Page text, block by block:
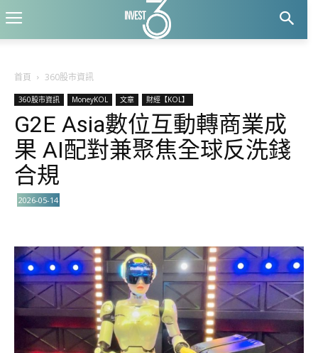
首頁 360股市資訊
360股市資訊 MoneyKOL 文章 財經【KOL】
G2E Asia數位互動轉商業成
果 AI配對兼聚焦全球反洗錢
合規
2026-05-14